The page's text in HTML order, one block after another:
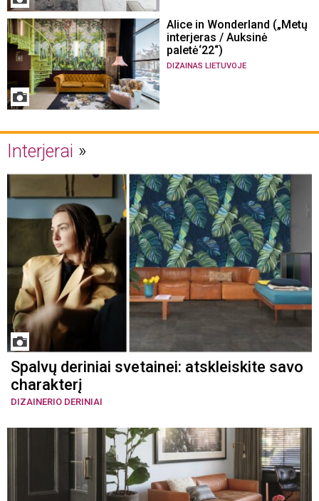
Alice in Wonderland („Metų
interjeras / Auksinė
paletė‘22“)
DIZAINAS LIETUVOJE
Interjerai
Spalvų deriniai svetainei: atskleiskite savo
charakterį
DIZAINERIO DERINIAI